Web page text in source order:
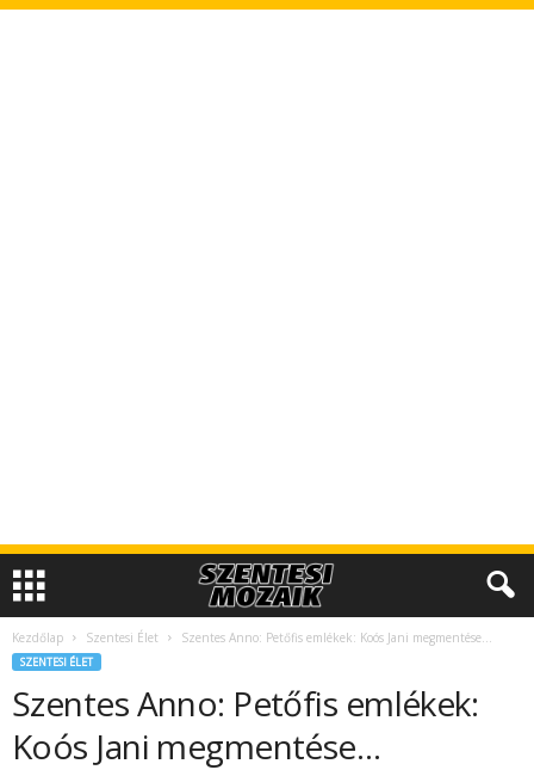
Kezdőlap Szentesi Élet Szentes Anno: Petőfis emlékek: Koós Jani megmentése…
SZENTESI ÉLET
Szentes Anno: Petőfis emlékek:
Koós Jani megmentése…